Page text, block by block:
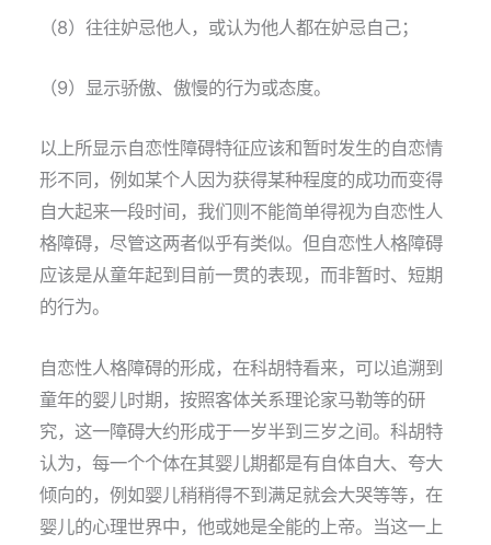
（8）往往妒忌他人，或认为他人都在妒忌自己；
（9）显示骄傲、傲慢的行为或态度。
以上所显示自恋性障碍特征应该和暂时发生的自恋情
形不同，例如某个人因为获得某种程度的成功而变得
自大起来一段时间，我们则不能简单得视为自恋性人
格障碍，尽管这两者似乎有类似。但自恋性人格障碍
应该是从童年起到目前一贯的表现，而非暂时、短期
的行为。
自恋性人格障碍的形成，在科胡特看来，可以追溯到
童年的婴儿时期，按照客体关系理论家马勒等的研
究，这一障碍大约形成于一岁半到三岁之间。科胡特
认为，每一个个体在其婴儿期都是有自体自大、夸大
倾向的，例如婴儿稍稍得不到满足就会大哭等等，在
婴儿的心理世界中，他或她是全能的上帝。当这一上